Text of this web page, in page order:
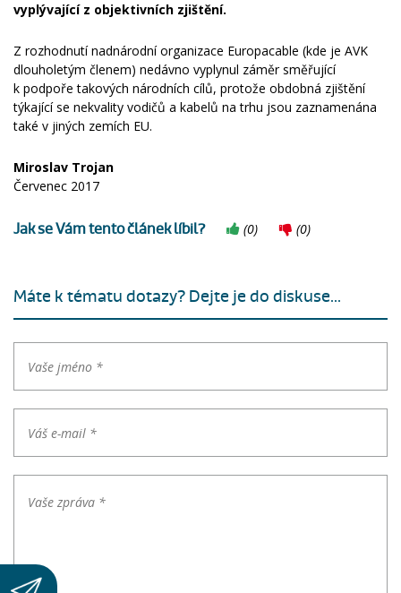
vyplývající z objektivních zjištění.
Z rozhodnutí nadnárodní organizace Europacable (kde je AVK
dlouholetým členem) nedávno vyplynul záměr směřující
k podpoře takových národních cílů, protože obdobná zjištění
týkající se nekvality vodičů a kabelů na trhu jsou zaznamenána
také v jiných zemích EU.
Miroslav Trojan
Červenec 2017
Jak se Vám tento článek líbil? (0) (0)
Máte k tématu dotazy? Dejte je do diskuse...